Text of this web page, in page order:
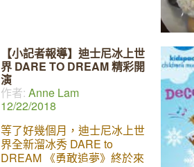
【小記者報導】迪士尼冰上世
界 DARE TO DREAM 精彩開
演
作者: Anne Lam
12/22/2018
等了好幾個月，迪士尼冰上世
界全新溜冰秀 DARE to
DREAM 《勇敢追夢》終於來